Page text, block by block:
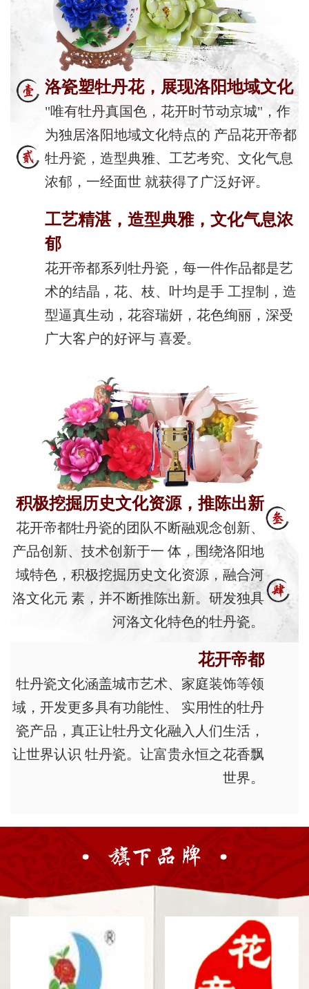
洛瓷塑牡丹花，展现洛阳地域文化
"唯有牡丹真国色，花开时节动京城"，作
为独居洛阳地域文化特点的 产品花开帝都
牡丹瓷，造型典雅、工艺考究、文化气息
浓郁，一经面世 就获得了广泛好评。
工艺精湛，造型典雅，文化气息浓
郁
花开帝都系列牡丹瓷，每一件作品都是艺
术的结晶，花、枝、叶均是手 工捏制，造
型逼真生动，花容瑞妍，花色绚丽，深受
广大客户的好评与 喜爱。
积极挖掘历史文化资源，推陈出新
花开帝都牡丹瓷的团队不断融观念创新、
产品创新、技术创新于一 体，围绕洛阳地
域特色，积极挖掘历史文化资源，融合河
洛文化元 素，并不断推陈出新。研发独具
河洛文化特色的牡丹瓷。
花开帝都
牡丹瓷文化涵盖城市艺术、家庭装饰等领
域，开发更多具有功能性、 实用性的牡丹
瓷产品，真正让牡丹文化融入人们生活，
让世界认识 牡丹瓷。让富贵永恒之花香飘
世界。